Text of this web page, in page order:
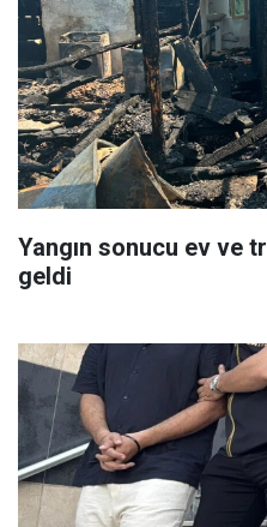
Yangın sonucu ev ve
geldi